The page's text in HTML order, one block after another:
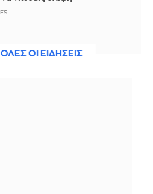
κέρδη 23,31% από τις
ΟΛΕΣ ΟΙ ΕΙΔΗΣΕΙΣ